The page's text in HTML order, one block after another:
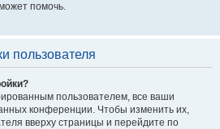
помочь.
пользователя
пользователем, все ваши
конференции. Чтобы изменить их,
вверху страницы и перейдите по